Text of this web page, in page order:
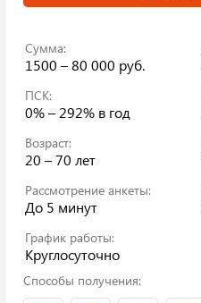
Сумма:
1500 – 80 000 руб.
ПСК:
0% – 292% в год
Возраст:
20 – 70 лет
Рассмотрение анкеты:
До 5 минут
График работы:
Круглосуточно
Способы получения: